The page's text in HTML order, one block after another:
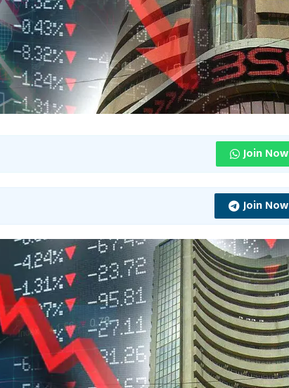
Join Now
Join Now